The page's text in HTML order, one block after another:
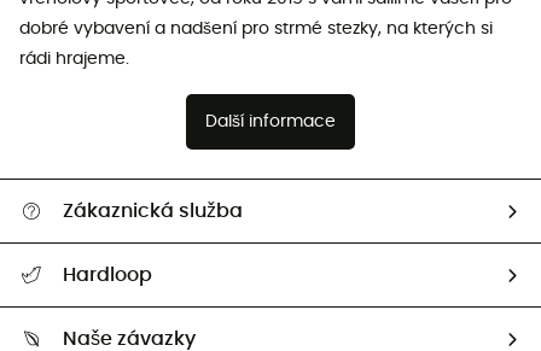
dobré vybavení a nadšení pro strmé stezky, na kterých si
rádi hrajeme.
Další informace
Zákaznická služba
Vrácení zboží a peněz
Hardloop
Naše závazky